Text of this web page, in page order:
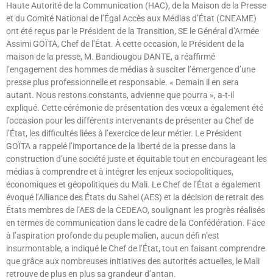
Haute Autorité de la Communication (HAC), de la Maison de la Presse
et du Comité National de l’Égal Accès aux Médias d’État (CNEAME)
ont été reçus par le Président de la Transition, SE le Général d’Armée
Assimi GOÏTA, Chef de l’État. À cette occasion, le Président de la
maison de la presse, M. Bandiougou DANTE, a réaffirmé
l’engagement des hommes de médias à susciter l’émergence d’une
presse plus professionnelle et responsable. « Demain il en sera
autant. Nous restons constants, advienne que pourra », a-t-il
expliqué. Cette cérémonie de présentation des vœux a également été
l’occasion pour les différents intervenants de présenter au Chef de
l’État, les difficultés liées à l’exercice de leur métier. Le Président
GOÏTA a rappelé l’importance de la liberté de la presse dans la
construction d’une société juste et équitable tout en encourageant les
médias à comprendre et à intégrer les enjeux sociopolitiques,
économiques et géopolitiques du Mali. Le Chef de l’État a également
évoqué l’Alliance des États du Sahel (AES) et la décision de retrait des
États membres de l’AES de la CEDEAO, soulignant les progrès réalisés
en termes de communication dans le cadre de la Confédération. Face
à l’aspiration profonde du peuple malien, aucun défi n’est
insurmontable, a indiqué le Chef de l’État, tout en faisant comprendre
que grâce aux nombreuses initiatives des autorités actuelles, le Mali
retrouve de plus en plus sa grandeur d’antan.